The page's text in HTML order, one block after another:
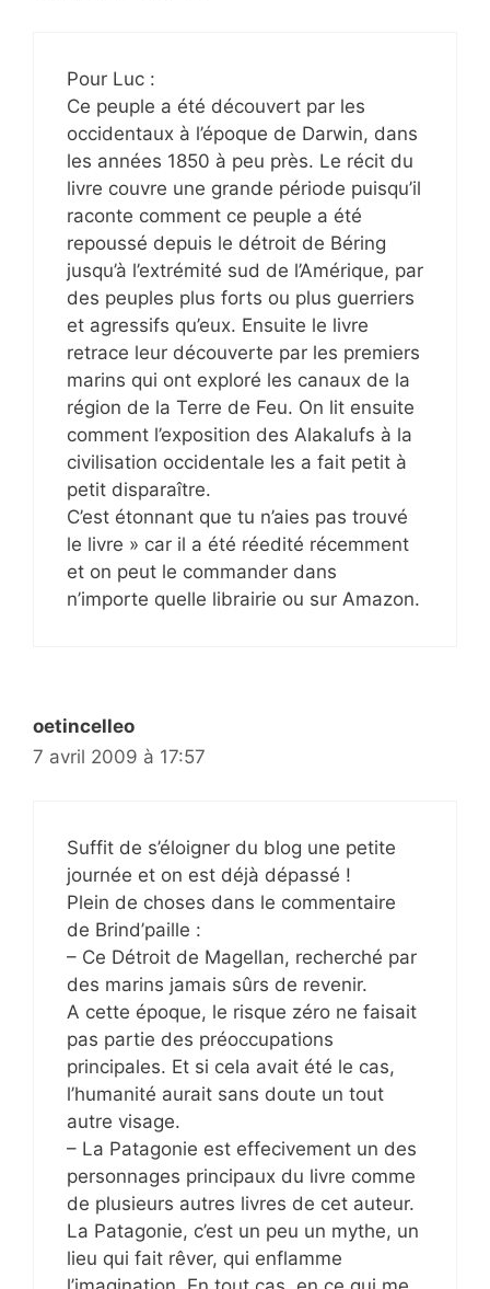
Pour Luc :
Ce peuple a été découvert par les
occidentaux à l’époque de Darwin, dans
les années 1850 à peu près. Le récit du
livre couvre une grande période puisqu’il
raconte comment ce peuple a été
repoussé depuis le détroit de Béring
jusqu’à l’extrémité sud de l’Amérique, par
des peuples plus forts ou plus guerriers
et agressifs qu’eux. Ensuite le livre
retrace leur découverte par les premiers
marins qui ont exploré les canaux de la
région de la Terre de Feu. On lit ensuite
comment l’exposition des Alakalufs à la
civilisation occidentale les a fait petit à
petit disparaître.
C’est étonnant que tu n’aies pas trouvé
le livre » car il a été réedité récemment
et on peut le commander dans
n’importe quelle librairie ou sur Amazon.
oetincelleo
7 avril 2009 à 17:57
Suffit de s’éloigner du blog une petite
journée et on est déjà dépassé !
Plein de choses dans le commentaire
de Brind’paille :
– Ce Détroit de Magellan, recherché par
des marins jamais sûrs de revenir.
A cette époque, le risque zéro ne faisait
pas partie des préoccupations
principales. Et si cela avait été le cas,
l’humanité aurait sans doute un tout
autre visage.
– La Patagonie est effecivement un des
personnages principaux du livre comme
de plusieurs autres livres de cet auteur.
La Patagonie, c’est un peu un mythe, un
lieu qui fait rêver, qui enflamme